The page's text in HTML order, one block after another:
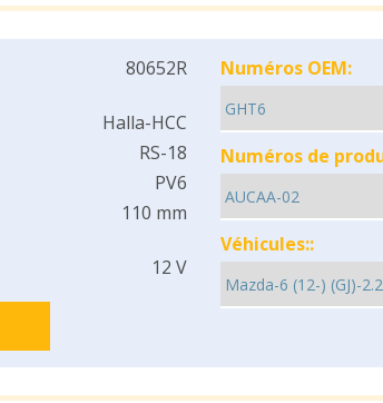
80652R
Halla-HCC
RS-18
PV6
110 mm
12 V
Numéros OEM:
Numéros de
Véhicules::